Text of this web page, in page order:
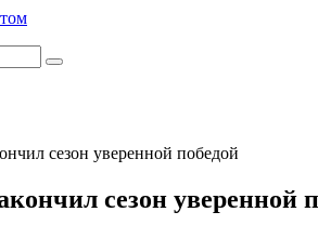
сезон уверенной победой
сезон уверенной